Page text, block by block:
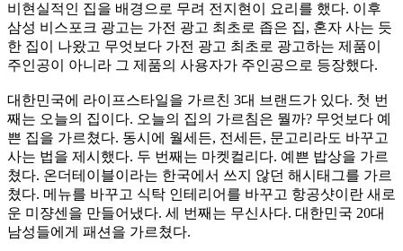
비현실적인 집을 배경으로 무려 전지현이 요리를 했다. 이후
삼성 비스포크 광고는 가전 광고 최초로 좁은 집, 혼자 사는 듯
한 집이 나왔고 무엇보다 가전 광고 최초로 광고하는 제품이
주인공이 아니라 그 제품의 사용자가 주인공으로 등장했다.
대한민국에 라이프스타일을 가르친 3대 브랜드가 있다. 첫 번
째는 오늘의 집이다. 오늘의 집의 가르침은 뭘까? 무엇보다 예
쁜 집을 가르쳤다. 동시에 월세든, 전세든, 문고리라도 바꾸고
사는 법을 제시했다. 두 번째는 마켓컬리다. 예쁜 밥상을 가르
쳤다. 온더테이블이라는 한국에서 쓰지 않던 해시태그를 가르
쳤다. 메뉴를 바꾸고 식탁 인테리어를 바꾸고 항공샷이란 새로
운 미쟝센을 만들어냈다. 세 번째는 무신사다. 대한민국 20대
남성들에게 패션을 가르쳤다.